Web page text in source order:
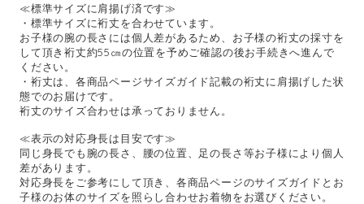
≪標準サイズに肩揚げ済です≫
・標準サイズに裄丈を合わせています。
お子様の腕の長さには個人差があるため、お子様の裄丈の採寸を
して頂き裄丈約55㎝の位置を予めご確認の後お手続きへ進んで
ください。
・裄丈は、各商品ページサイズガイド記載の裄丈に肩揚げした状
態でのお届けです。
裄丈のサイズ合わせは承っておりません。
≪表示の対応身長は目安です≫
同じ身長でも腕の長さ、腰の位置、足の長さ等お子様により個人
差があります。
対応身長をご参考にして頂き、各商品ページのサイズガイドとお
子様のお体のサイズを照らし合わせお着物をお選びください。